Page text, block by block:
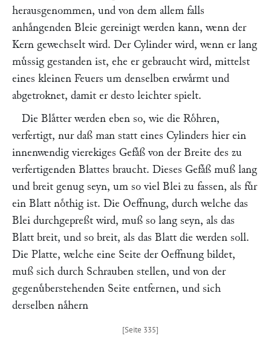
herausgenommen, und von dem allem falls
anhaͤngenden Bleie gereinigt werden kann, wenn der
Kern gewechselt wird. Der Cylinder wird, wenn er lang
muͤssig gestanden ist, ehe er gebraucht wird, mittelst
eines kleinen Feuers um denselben erwaͤrmt und
abgetroknet, damit er desto leichter spielt.
Die Blaͤtter werden eben so, wie die Roͤhren,
verfertigt, nur daß man statt eines Cylinders hier ein
innenwendig vierekiges Gefaͤß von der Breite des zu
verfertigenden Blattes braucht. Dieses Gefaͤß muß lang
und breit genug seyn, um so viel Blei zu fassen, als fuͤr
ein Blatt noͤthig ist. Die Oeffnung, durch welche das
Blei durchgepreßt wird, muß so lang seyn, als das
Blatt breit, und so breit, als das Blatt die werden soll.
Die Platte, welche eine Seite der Oeffnung bildet,
muß sich durch Schrauben stellen, und von der
gegenuͤberstehenden Seite entfernen, und sich
derselben naͤhern